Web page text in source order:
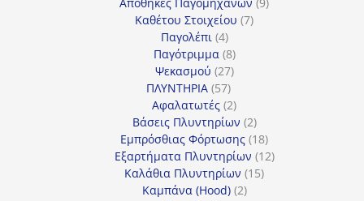
Καθέτου Στοιχείου 77
Παγολέπι 44
προϊόντα
Παγότριμμα 88
προϊόντα
Ψεκασμού 2727
προϊόντα
ΠΛΥΝΤΗΡΙΑ 5757
προϊόντα
Αφαλατωτές 22
προϊόντα
Βάσεις Πλυντηρίων 22
προϊόντα
Εμπρόσθιας Φόρτωσης 1818
προϊόντα
Εξαρτήματα Πλυντηρίων 1212
Καλάθια Πλυντηρίων 1515
Καμπάνα (Hood) 22